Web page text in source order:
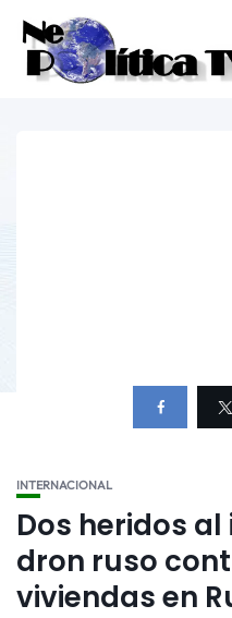
INTERNACIONAL
Dos heridos
dron ruso
viviendas en